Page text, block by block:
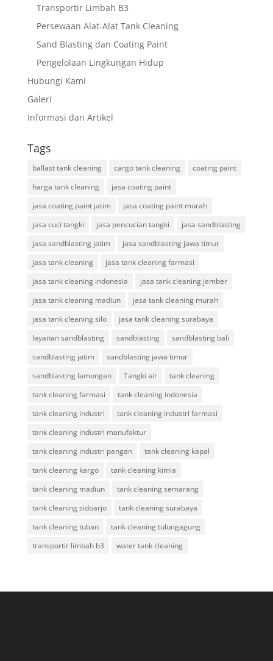
Transportir Limbah B3
Persewaan Alat-Alat Tank Cleaning
Sand Blasting dan Coating Paint
Pengelolaan Lingkungan Hidup
Hubungi Kami
Galeri
Informasi dan Artikel
Tags
ballast tank cleaning cargo tank cleaning
coating paint
harga tank cleaning
jasa coating paint
jasa coating paint jatim
jasa coating paint murah
jasa cuci tangki
jasa pencucian tangki
jasa sandblasting
jasa sandblasting jatim
jasa sandblasting jawa timur
jasa tank cleaning
jasa tank cleaning farmasi
jasa tank cleaning indonesia
jasa tank cleaning jember
jasa tank cleaning madiun
jasa tank cleaning murah
jasa tank cleaning silo
jasa tank cleaning surabaya
layanan sandblasting
sandblasting
sandblasting bali
sandblasting jatim
sandblasting jawa timur
sandblasting lamongan
Tangki air
tank cleaning
tank cleaning farmasi
tank cleaning indonesia
tank cleaning industri
tank cleaning industri farmasi
tank cleaning industri manufaktur
tank cleaning industri pangan
tank cleaning kapal
tank cleaning kargo
tank cleaning kimia
tank cleaning madiun
tank cleaning semarang
tank cleaning sidoarjo
tank cleaning surabaya
tank cleaning tuban
tank cleaning tulungagung
transportir limbah b3
water tank cleaning